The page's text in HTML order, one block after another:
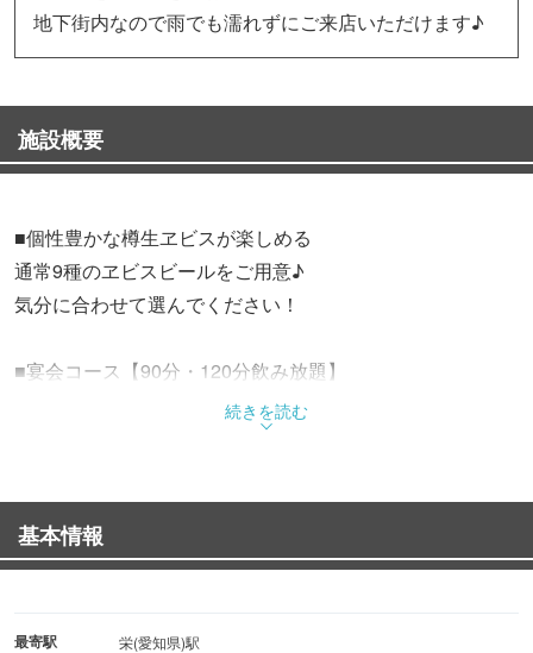
地下街内なので雨でも濡れずにご来店いただけます♪
施設概要
■個性豊かな樽生ヱビスが楽しめる
通常9種のヱビスビールをご用意♪
気分に合わせて選んでください！
■宴会コース【90分・120分飲み放題】
予約不要、当日利用OK、お一人様からOK、グレードアッ
（ご予約最大人数12名様）
■名古屋グルメ
「手羽先」「味噌串カツ」など♪
続きを読む
基本情報
最寄駅 栄(愛知県)駅